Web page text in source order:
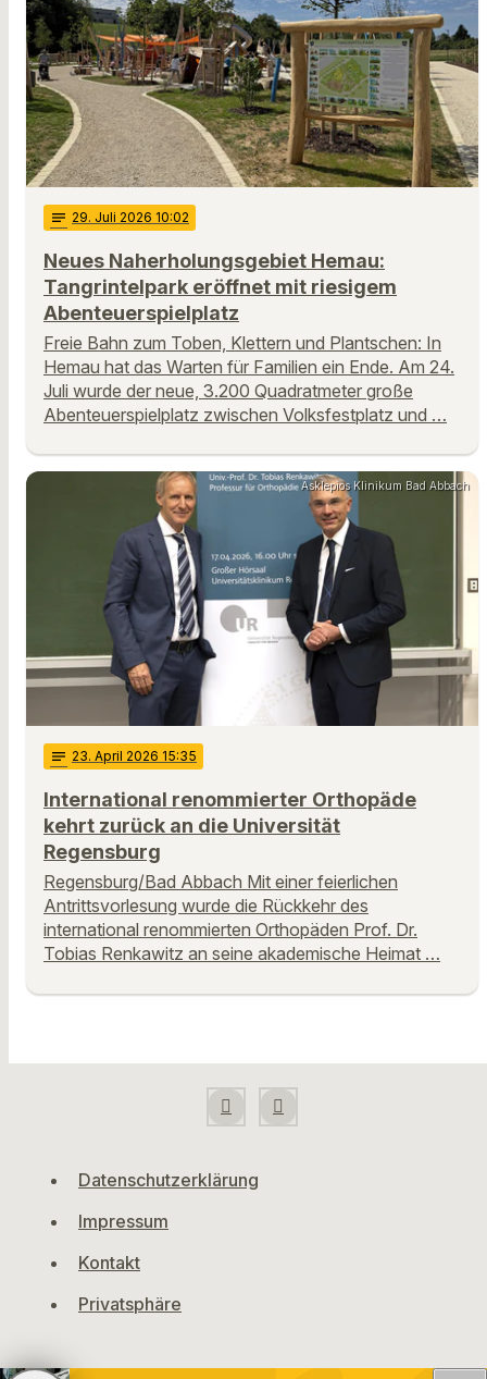
notes 29. Juli 2026 10:02
Neues Naherholungsgebiet Hemau:
Tangrintelpark eröffnet mit riesigem
Abenteuerspielplatz
Freie Bahn zum Toben, Klettern und Plantschen: In
Hemau hat das Warten für Familien ein Ende. Am 24.
Juli wurde der neue, 3.200 Quadratmeter große
Abenteuerspielplatz zwischen Volksfestplatz und …
Asklepios Klinikum Bad Abbach
notes 23. April 2026 15:35
International renommierter Orthopäde
kehrt zurück an die Universität
Regensburg
Regensburg/Bad Abbach Mit einer feierlichen
Antrittsvorlesung wurde die Rückkehr des
international renommierten Orthopäden Prof. Dr.
Tobias Renkawitz an seine akademische Heimat …
Datenschutzerklärung
Impressum
Kontakt
Privatsphäre